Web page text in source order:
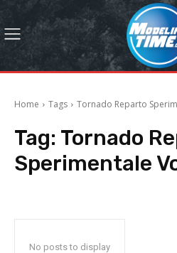
Home Tags Tornado Reparto
Tag: Tornado
Sperimentale
No posts to display